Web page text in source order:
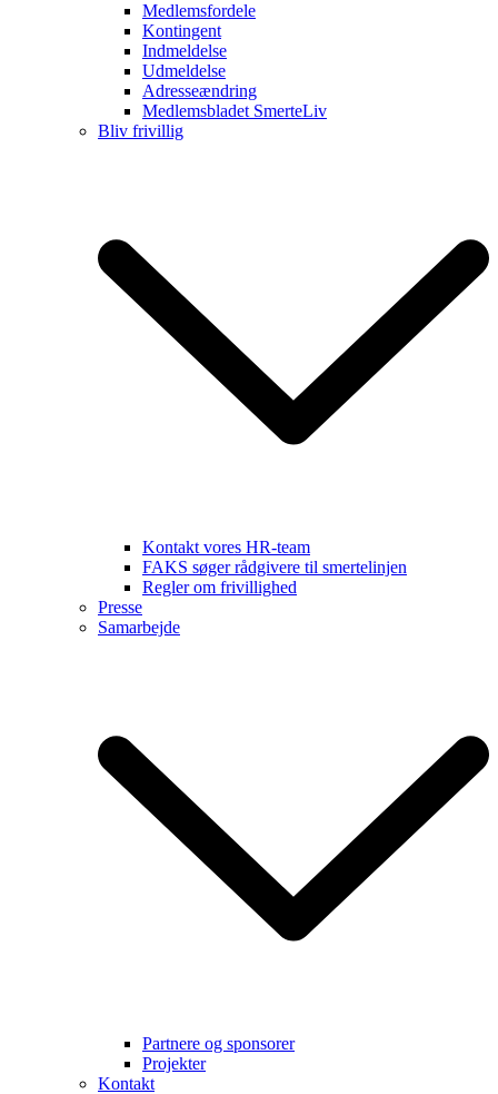
Medlemsfordele
Kontingent
Indmeldelse
Udmeldelse
Adresseændring
Medlemsbladet SmerteLiv
Bliv frivillig
Kontakt vores HR-team
FAKS søger rådgivere til smertelinjen
Regler om frivillighed
Presse
Samarbejde
Partnere og sponsorer
Projekter
Kontakt